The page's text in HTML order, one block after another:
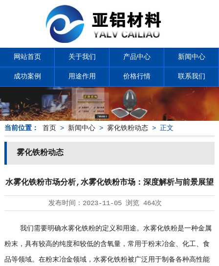
网站首页 关于我们 产品中心 新闻中心
成功案例 用途作用 价格行情 联系我们
当前位置： 首页 > 新闻中心> 雾化铁粉动态> 正文
雾化铁粉动态
水雾化铁粉市场分析,水雾化铁粉市场：深度解析与前景展望
发布时间： 2023-11-05浏览 464次
我们需要明确水雾化铁粉的定义和用途。水雾化铁粉是一种金属
粉末，具有较高的纯度和较低的含氧量，常用于粉末冶金、化工、食
品等领域。在粉末冶金领域，水雾化铁粉被广泛用于制备各种高性能